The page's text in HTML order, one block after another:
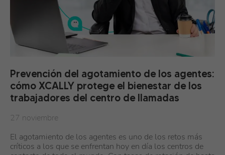
Prevención del agotamiento de los agentes:
cómo XCALLY protege el bienestar de los
trabajadores del centro de llamadas
27 noviembre
El agotamiento de los agentes es uno de los retos más
críticos a los que se enfrentan hoy en día los centros de